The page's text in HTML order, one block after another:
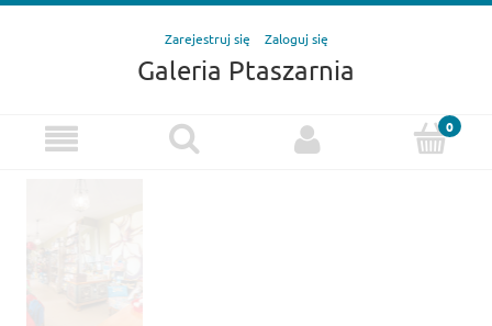
Zarejestruj się Zaloguj się
Galeria Ptaszarnia